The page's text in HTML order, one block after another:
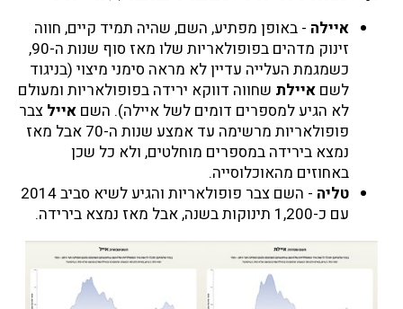
איילה - באופן מפתיע, השם, שהיה תמיד קיים, חווה
זינוק מדהים בפופולאריות שלו מאז סוף שנות ה-90,
כשמגמת העלייה עדיין לא מראה סימני מיצוי (בניגוד
לשם איילת שחווה דווקא ירידה בפופולאריות ומעולם
לא הגיע למספרים דומים לשל איילה). השם אייל צבר
פופולאריות מרשימה עד אמצע שנות ה-70 אבל מאז
נמצא בירידה במספרים מוחלטים, ולא כל שכן
באחוזים מהאוכלוסייה.
טליה
- השם צבר פופולאריות והגיע לשיא סביב 2014
עם כ-1,200 תינוקות בשנה, אבל מאז נמצא בירידה.